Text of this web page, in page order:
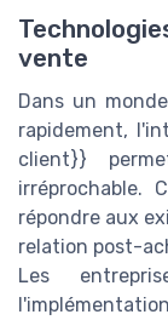
vente
Dans un
rapidement,
client}}
irréprochable.
répondre aux
relation post-
Les